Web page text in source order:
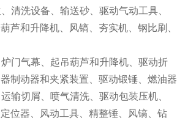
清洗设备、输送砂、驱动气动工具、
芦和升降机、风镐、夯实机、钢比刷、
门气幕、起吊葫芦和升降机、驱动折
制动器和夹紧装置、驱动锻锤、燃油器
输切屑、喷气清洗、驱动包装压机、
位器、风动工具、精整锤、风镐、钻